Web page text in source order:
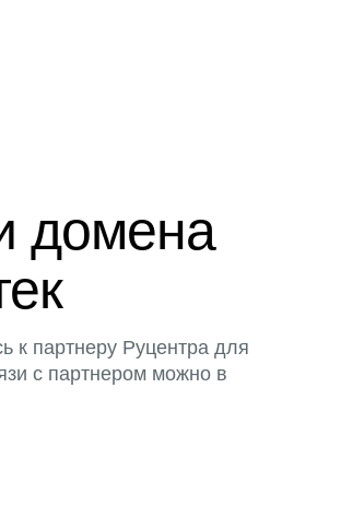
домена
к партнеру Руцентра для
с партнером можно в